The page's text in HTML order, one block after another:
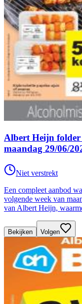
Albert Heijn folder
maandag 29/06/
Niet verstrekt
Een compleet aanbod
volgende week van
van Albert Heijn,
Bekijken Volgen